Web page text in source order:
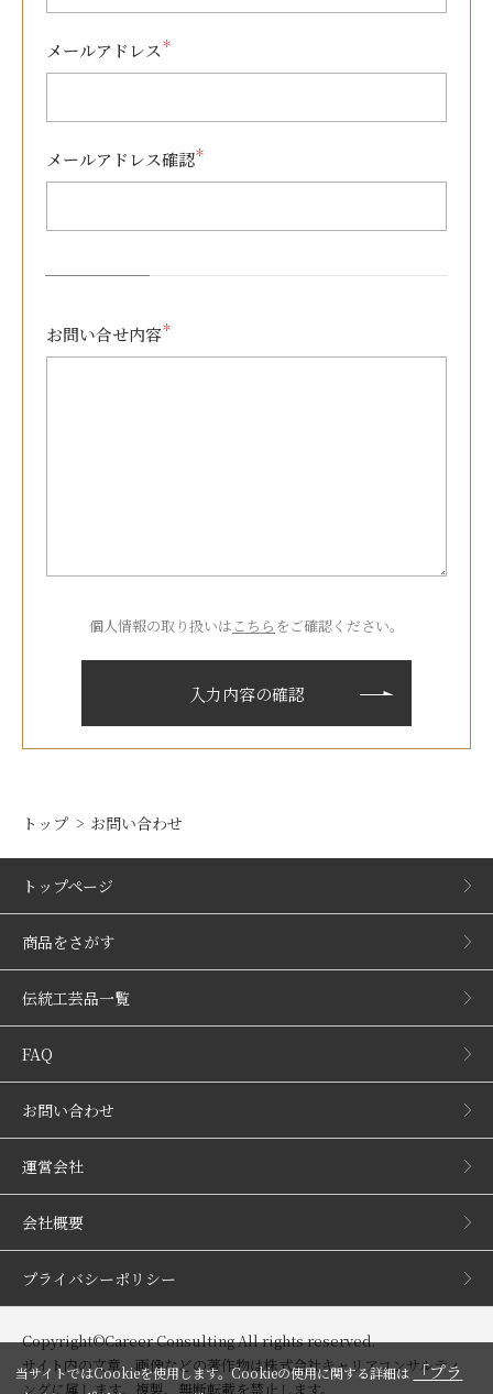
メールアドレス ＊
メールアドレス確認＊
お問い合せ内容＊
個人情報の取り扱いはこちら をご確認ください。
トップ お問い合わせ
トップページ
商品をさがす
伝統工芸品一覧
FAQ
お問い合わせ
運営会社
会社概要
プライバシーポリシー
Copyright©Career Consulting All rights reserved.
サイト内の文章、画像などの著作物は株式会社キャリアコンサルティ
ングに属します。複製、無断転載を禁止します。
当サイトではCookieを使用します。Cookieの使用に関する詳細は「プラ